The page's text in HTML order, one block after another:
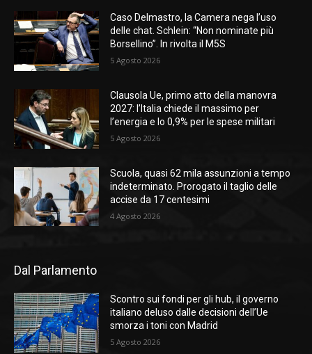
Caso Delmastro, la Camera nega l’uso
delle chat. Schlein: “Non nominate più
Borsellino”. In rivolta il M5S
5 Agosto 2026
Clausola Ue, primo atto della manovra
2027: l’Italia chiede il massimo per
l’energia e lo 0,9% per le spese militari
5 Agosto 2026
Scuola, quasi 62 mila assunzioni a tempo
indeterminato. Prorogato il taglio delle
accise da 17 centesimi
4 Agosto 2026
Dal Parlamento
Scontro sui fondi per gli hub, il governo
italiano deluso dalle decisioni dell’Ue
smorza i toni con Madrid
5 Agosto 2026